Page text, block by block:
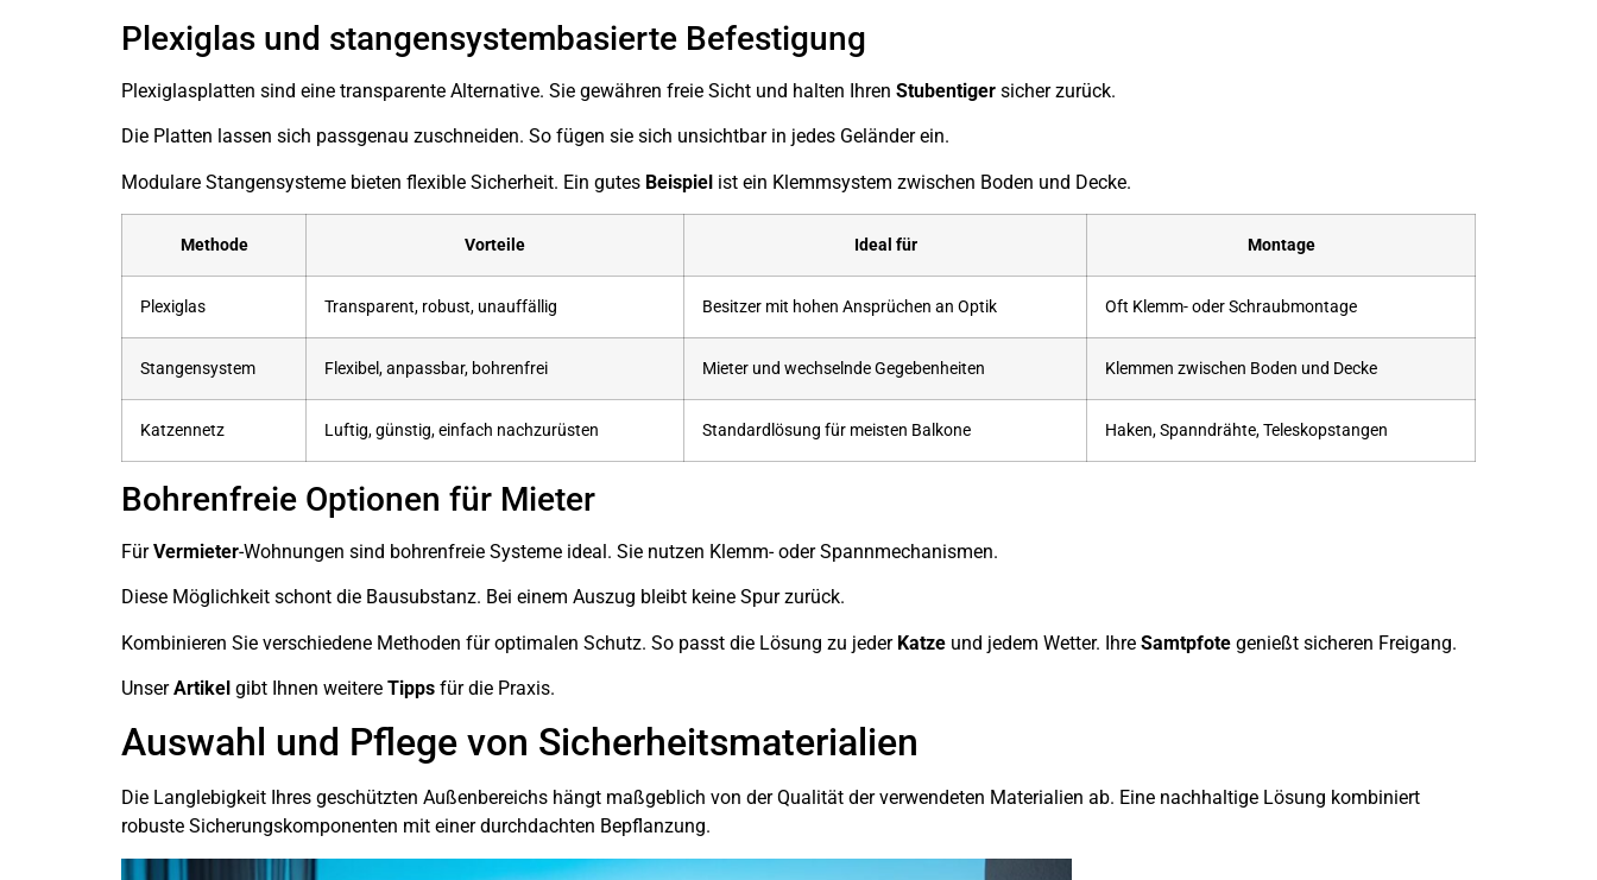
Plexiglas und stangensystembasierte Befestigung
Plexiglasplatten sind eine transparente Alternative. Sie gewähren freie Sicht und halten Ihren Stubentiger sicher zurück.
Die Platten lassen sich passgenau zuschneiden. So fügen sie sich unsichtbar in jedes Geländer ein.
Modulare Stangensysteme bieten flexible Sicherheit. Ein gutes Beispiel ist ein Klemmsystem zwischen Boden und Decke.
Methode Vorteile Ideal für Montage
Plexiglas Transparent, robust, unauffällig Besitzer mit hohen Ansprüchen an Optik Oft Klemm- oder Schraubmontage
Stangensystem Flexibel, anpassbar, bohrenfrei Mieter und wechselnde Gegebenheiten Klemmen zwischen Boden und Decke
Katzennetz Luftig, günstig, einfach nachzurüsten Standardlösung für meisten Balkone Haken, Spanndrähte, Teleskopstangen
Bohrenfreie Optionen für Mieter
FürVermieter-Wohnungen sind bohrenfreie Systeme ideal. Sie nutzen Klemm- oder Spannmechanismen.
Diese Möglichkeit schont die Bausubstanz. Bei einem Auszug bleibt keine Spur zurück.
Kombinieren Sie verschiedene Methoden für optimalen Schutz. So passt die Lösung zu jeder Katze und jedem Wetter. Ihre Samtpfote genießt sicheren Freigang.
UnserArtikel gibt Ihnen weitere Tipps für die Praxis.
Auswahl und Pflege von Sicherheitsmaterialien
Die Langlebigkeit Ihres geschützten Außenbereichs hängt maßgeblich von der Qualität der verwendeten Materialien ab. Eine nachhaltige Lösung kombiniert
robuste Sicherungskomponenten mit einer durchdachten Bepflanzung.